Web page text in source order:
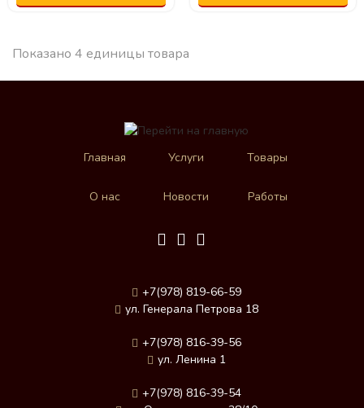
Показано 4 единицы товара
Главная Услуги Товары
О нас Новости Работы
+7(978) 819-66-59
ул. Генерала Петрова 18
+7(978) 816-39-56
ул. Ленина 1
+7(978) 816-39-54